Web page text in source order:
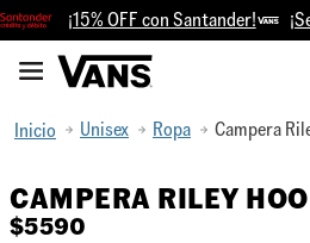
¡15% OFF con Santander!
Unisex Ropa Campera
CAMPERA RILEY
$5590